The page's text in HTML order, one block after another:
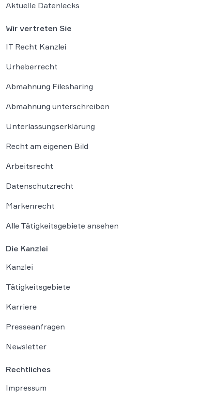
Aktuelle Datenlecks
Wir vertreten Sie
IT Recht Kanzlei
Urheberrecht
Abmahnung Filesharing
Abmahnung unterschreiben
Unterlassungserklärung
Recht am eigenen Bild
Arbeitsrecht
Datenschutzrecht
Markenrecht
Alle Tätigkeitsgebiete ansehen
Die Kanzlei
Kanzlei
Tätigkeitsgebiete
Karriere
Presseanfragen
Newsletter
Rechtliches
Impressum